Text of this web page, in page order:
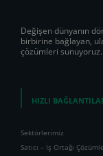
Değişen dünyanın
birbirine bağlayan,
çözümleri sunuyoruz.
HIZLI
Sektörlerimiz
Satıcı – İş Ortağı